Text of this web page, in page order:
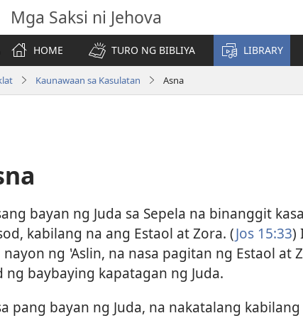
Mga Saksi ni Jehova
HOME
TURO NG BIBLIYA LIBRARY
Kaunawaan sa Kasulatan Asna
bayan ng Juda sa Sepela na binanggit
kabilang na ang Estaol at Zora. (Jos 15:33)
nayon ng ʽAslin, na nasa pagitan ng Estaol at
ng baybaying kapatagan ng Juda.
pang bayan ng Juda, na nakatalang